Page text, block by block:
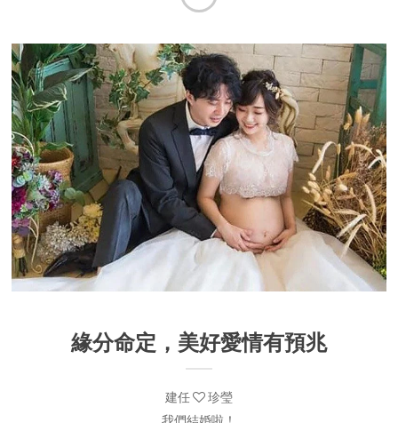
緣分命定，美好愛情有預兆
建任
珍瑩